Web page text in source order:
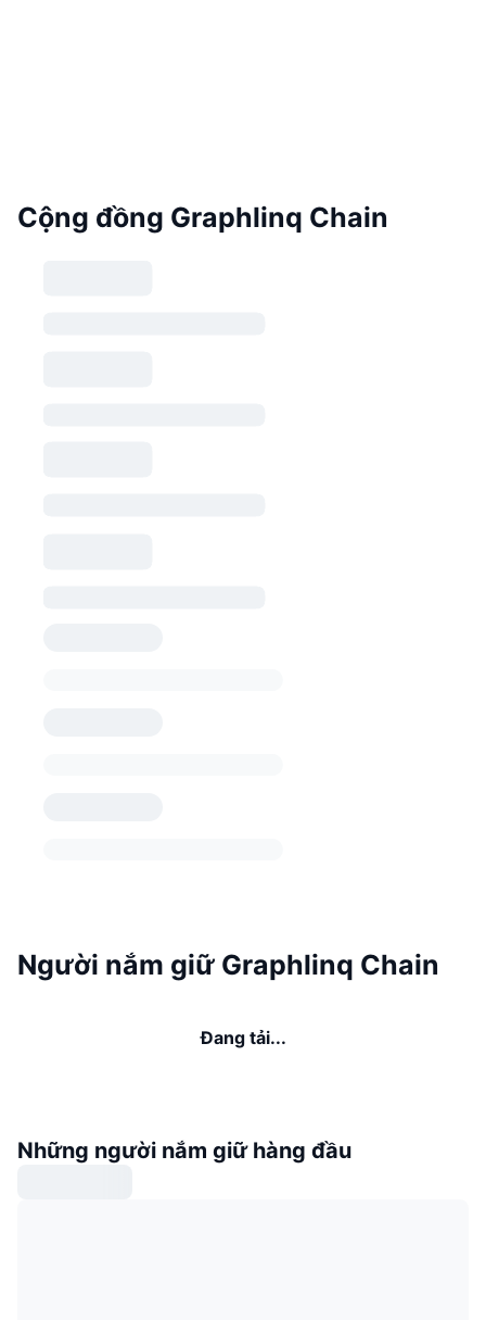
Cộng đồng Graphlinq Chain
Người nắm giữ Graphlinq Chain
Đang tải...
Những người nắm giữ hàng đầu